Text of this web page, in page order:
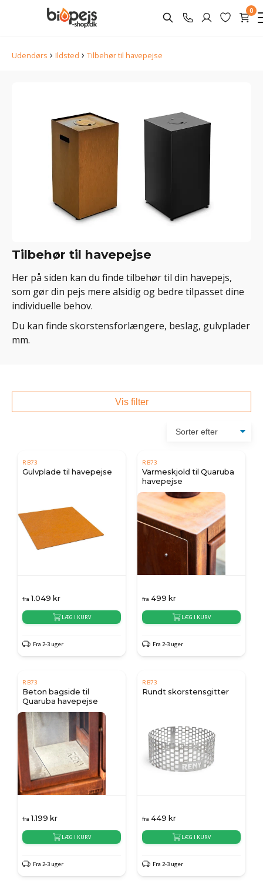
0
Udendørs › Ildsted › Tilbehør til havepejse
Tilbehør til havepejse
Her på siden kan du finde tilbehør til din havepejs,
som gør din pejs mere alsidig og bedre tilpasset dine
individuelle behov.
Du kan finde skorstensforlængere, beslag, gulvplader
mm.
Vis filter
RB73
Gulvplade til havepejse
fra 1.049 kr
LÆG I KURV
Fra 2-3 uger
RB73
Varmeskjold til Quaruba
havepejse
fra 499 kr
LÆG I KURV
Fra 2-3 uger
RB73
Beton bagside til
Quaruba havepejse
fra 1.199 kr
LÆG I KURV
Fra 2-3 uger
RB73
Rundt skorstensgitter
fra 449 kr
LÆG I KURV
Fra 2-3 uger